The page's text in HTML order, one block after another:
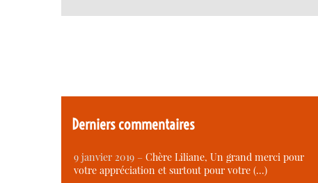
Derniers commentaires
9 janvier 2019 – Chère Liliane, Un grand merci pour
votre appréciation et surtout pour votre (…)